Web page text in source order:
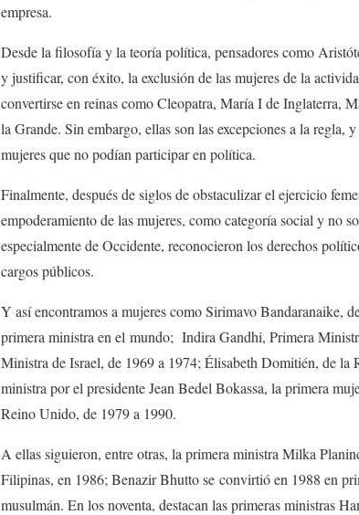
empresa.
Desde la filosofía y la teoría política, pensadores como
y justificar, con éxito, la exclusión de las mujeres de la
convertirse en reinas como Cleopatra, María I de Inglaterra,
la Grande. Sin embargo, ellas son las excepciones a la regla,
mujeres que no podían participar en política.
Finalmente, después de siglos de obstaculizar el ejercicio
empoderamiento de las mujeres, como categoría social y no
especialmente de Occidente, reconocieron los derechos
cargos públicos.
Y así encontramos a mujeres como Sirimavo Bandaranaike,
primera ministra en el mundo; Indira Gandhi, Primera
Ministra de Israel, de 1969 a 1974; Élisabeth Domitién, de
ministra por el presidente Jean Bedel Bokassa, la primera
Reino Unido, de 1979 a 1990.
A ellas siguieron, entre otras, la primera ministra Milka
Filipinas, en 1986; Benazir Bhutto se convirtió en 1988 en
musulmán. En los noventa, destacan las primeras ministras